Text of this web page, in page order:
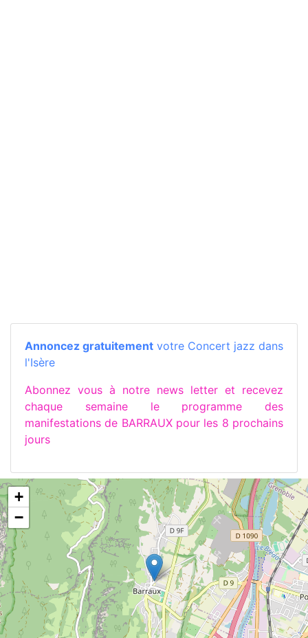
Annoncez gratuitement votre Concert jazz dans
l'Isère
Abonnez vous à notre news letter et recevez
chaque semaine le programme des
manifestations de BARRAUX pour les 8 prochains
jours
+
−